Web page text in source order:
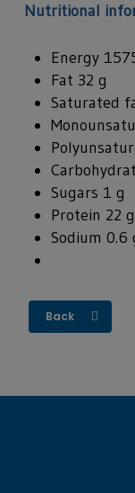
Nutritional
Energy
Fat 32 g
Saturated
Sugars 1 g
Protein 22 g
Sodium 0.6
Back